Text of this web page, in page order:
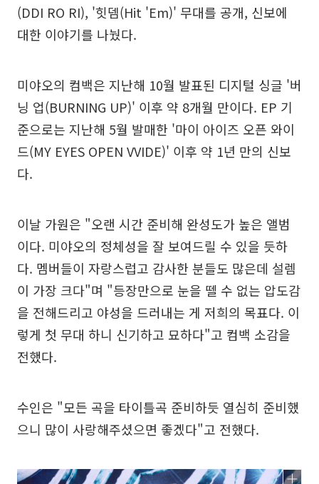
(DDI RO RI), '힛뎀(Hit 'Em)' 무대를 공개, 신보에
대한 이야기를 나눴다.
미야오의 컴백은 지난해 10월 발표된 디지털 싱글 '버
닝 업(BURNING UP)' 이후 약 8개월 만이다. EP 기
준으로는 지난해 5월 발매한 '마이 아이즈 오픈 와이
드(MY EYES OPEN VVIDE)' 이후 약 1년 만의 신보
다.
이날 가원은 "오랜 시간 준비해 완성도가 높은 앨범
이다. 미야오의 정체성을 잘 보여드릴 수 있을 듯하
다. 멤버들이 자랑스럽고 감사한 분들도 많은데 설렘
이 가장 크다"며 "등장만으로 눈을 뗄 수 없는 압도감
을 전해드리고 야성을 드러내는 게 저희의 목표다. 이
렇게 첫 무대 하니 신기하고 묘하다"고 컴백 소감을
전했다.
수인은 "모든 곡을 타이틀곡 준비하듯 열심히 준비했
으니 많이 사랑해주셨으면 좋겠다"고 전했다.